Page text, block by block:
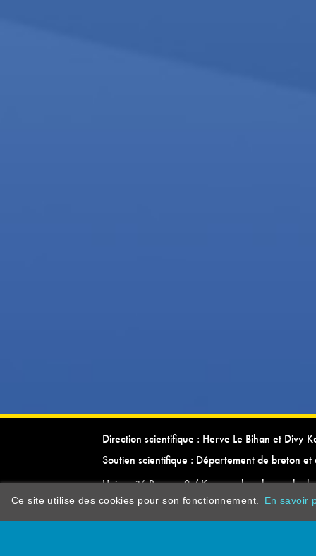
Direction scientifique : Herve Le Bihan et Divy
Soutien scientifique : Département de breton et
Université Rennes 2 / Kevrenn brezhoneg ha
Ce site utilise des cookies pour son fonctionnement. En savoir